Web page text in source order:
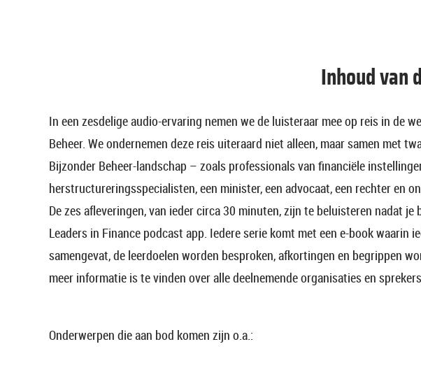
Inhoud van
In een zesdelige audio-ervaring nemen we de luisteraar mee op reis in de
Beheer. We ondernemen deze reis uiteraard niet alleen, maar samen met
Bijzonder Beheer-landschap – zoals professionals van financiële
herstructureringsspecialisten, een minister, een advocaat, een rechter en
De zes afleveringen, van ieder circa 30 minuten, zijn te beluisteren nadat je
Leaders in Finance podcast app. Iedere serie komt met een e-book waarin
samengevat, de leerdoelen worden besproken, afkortingen en begrippen
meer informatie is te vinden over alle deelnemende organisaties en
Onderwerpen die aan bod komen zijn o.a.: